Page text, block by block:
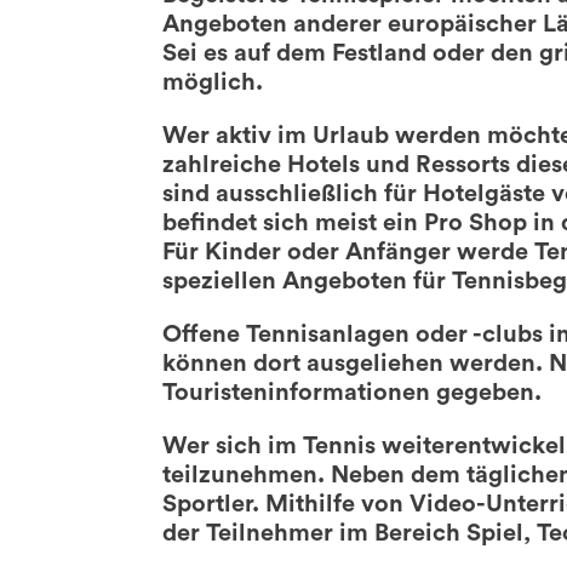
Angeboten anderer europäischer
Sei es auf dem Festland oder den
möglich.
Wer aktiv im Urlaub werden
zahlreiche Hotels und Ressorts
sind ausschließlich für Hotelgäste
befindet sich meist ein Pro Shop
Für Kinder oder Anfänger werde
speziellen Angeboten für
Offene Tennisanlagen oder -clubs
können dort ausgeliehen werden.
Touristeninformationen gegeben.
Wer sich im Tennis
teilzunehmen. Neben dem
Sportler. Mithilfe von Video-
der Teilnehmer im Bereich Spiel,